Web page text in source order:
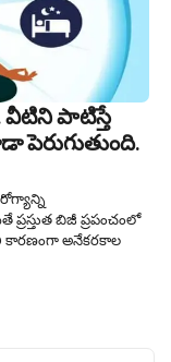
వీటిని పాటిస్తే
పెరుగుతుంది.
బిజీ ప్రపంచంలో
కారణంగా అనేకరకాల